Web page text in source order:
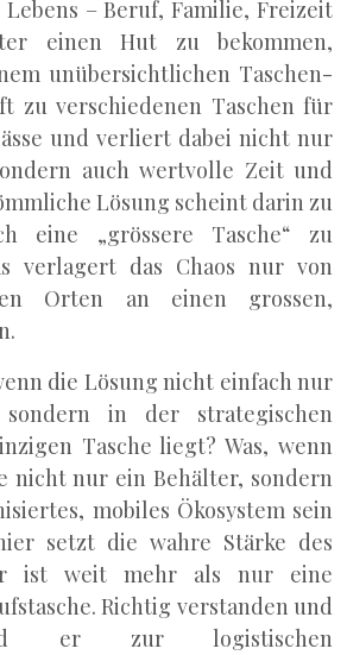
– Beruf, Familie, Freizeit
einen Hut zu bekommen,
unübersichtlichen Taschen-
zu verschiedenen Taschen für
und verliert dabei nicht nur
auch wertvolle Zeit und
Lösung scheint darin zu
eine „grössere Tasche“ zu
verlagert das Chaos nur von
Orten an einen grossen,
die Lösung nicht einfach nur
in der strategischen
Tasche liegt? Was, wenn
nicht nur ein Behälter, sondern
mobiles Ökosystem sein
setzt die wahre Stärke des
ist weit mehr als nur eine
Richtig verstanden und
er zur logistischen